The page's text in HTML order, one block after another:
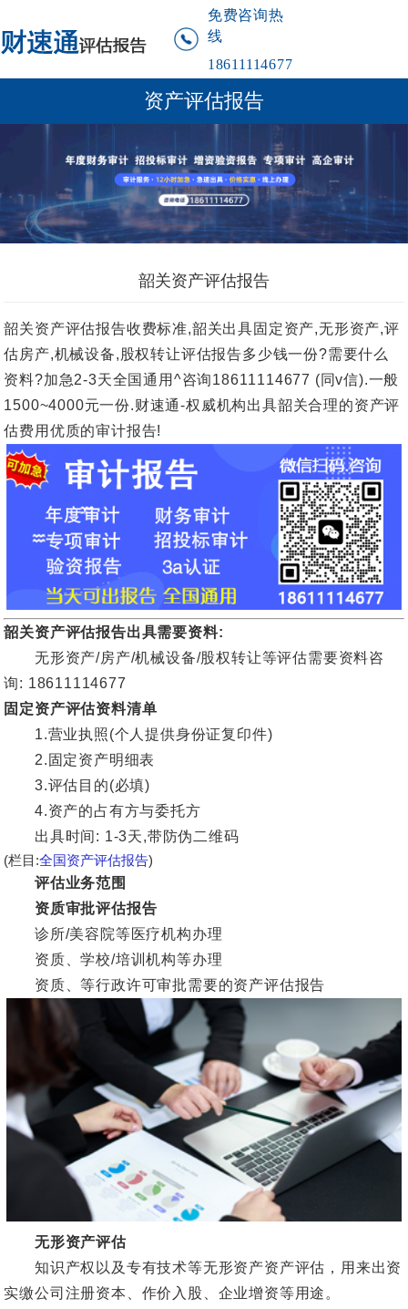
免费咨询热
线
18611114677
资产评估报告
韶关资产评估报告
韶关资产评估报告收费标准,韶关出具固定资产,无形资产,评
估房产,机械设备,股权转让评估报告多少钱一份?需要什么
资料?加急2-3天全国通用^咨询18611114677 (同v信).一般
1500~4000元一份.财速通-权威机构出具韶关合理的资产评
估费用优质的审计报告!
韶关资产评估报告出具需要资料:
无形资产/房产/机械设备/股权转让等评估需要资料咨
询: 18611114677
固定资产评估资料清单
1.营业执照(个人提供身份证复印件)
2.固定资产明细表
3.评估目的(必填)
4.资产的占有方与委托方
出具时间: 1-3天,带防伪二维码
(栏目:全国资产评估报告)
评估业务范围
资质审批评估报告
诊所/美容院等医疗机构办理
资质、学校/培训机构等办理
资质、等行政许可审批需要的资产评估报告
无形资产评估
知识产权以及专有技术等无形资产资产评估，用来出资
实缴公司注册资本、作价入股、企业增资等用途。